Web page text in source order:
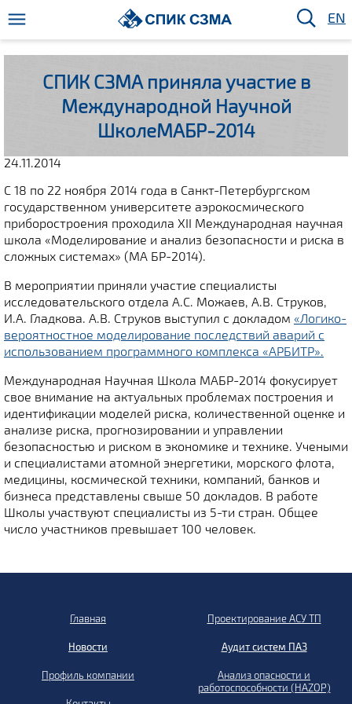
EN
СПИК СЗМА приняла участие в
Международной Научной
ШколеМАБР-2014
24.11.2014
С 18 по 22 ноября 2014 года в Санкт-Петербургском
государственном университете аэрокосмического
приборостроения проходила XII Международная научная
школа «Моделирование и анализ безопасности и риска в
сложных системах» (МА БР-2014).
В мероприятии приняли участие специалисты
исследовательского отдела А.С. Можаев, А.В. Струков,
И.А. Гладкова. А.В. Струков выступил с докладом «Логико-
вероятностное моделирование последствий аварий с
использованием программного комплекса «АРБИТР».
Международная Научная Школа МАБР-2014 фокусирует
свое внимание на актуальных проблемах построения и
идентификации моделей риска, количественной оценке и
анализе риска, прогнозировании и управлении
безопасностью и риском в экономике и технике. Учеными
и специалистами атомной энергетики, морского флота,
медицины, космической техники, компаний, банков и
бизнеса представлены свыше 50 докладов. В работе
Школы участвуют специалисты из 5-ти стран. Общее
число участников превышает 100 человек.
Главная
Новости
Профиль компании
Проектирование АСУ ТП
Аудит систем ПАЗ
Анализ опасности и
работоспособности (HAZOP)